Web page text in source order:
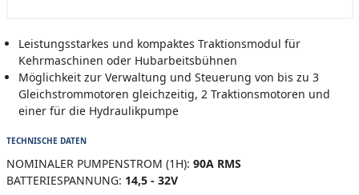
Leistungsstarkes und kompaktes Traktionsmodul für
Kehrmaschinen oder Hubarbeitsbühnen
Möglichkeit zur Verwaltung und Steuerung von bis zu 3
Gleichstrommotoren gleichzeitig, 2 Traktionsmotoren und
einer für die Hydraulikpumpe
TECHNISCHE DATEN
NOMINALER PUMPENSTROM (1H): 90A RMS
BATTERIESPANNUNG: 14,5 - 32V